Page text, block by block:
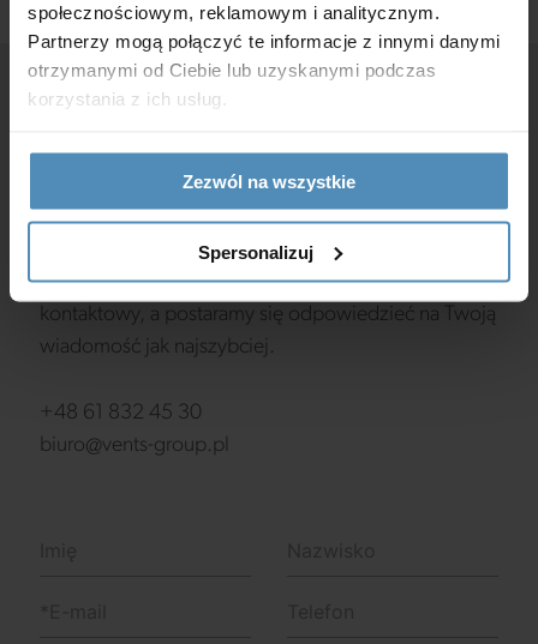
społecznościowym, reklamowym i analitycznym.
Partnerzy mogą połączyć te informacje z innymi danymi
otrzymanymi od Ciebie lub uzyskanymi podczas
korzystania z ich usług.
Zezwól na wszystkie
Spersonalizuj
Masz pytania?
Jeśli masz jakiekolwiek pytania, uwagi lub sugestie,
chętnie Ci pomożemy. Wypełnij poniższy formularz
kontaktowy, a postaramy się odpowiedzieć na Twoją
wiadomość jak najszybciej.
+48 61 832 45 30
biuro@vents-group.pl